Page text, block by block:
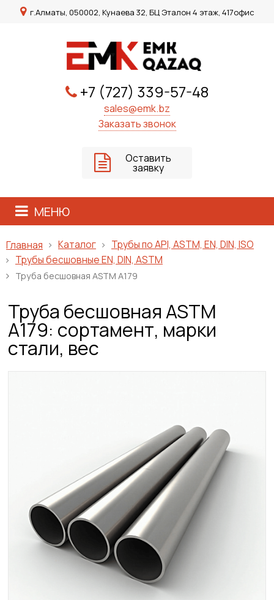
г.Алматы, 050002, Кунаева 32, БЦ Эталон 4 этаж, 417офис
+7 (727) 339-57-48
sales@emk.bz
Заказать звонок
Оставить
заявку
МЕНЮ
Главная Каталог
Трубы по API, ASTM, EN, DIN, ISO
Трубы бесшовные EN, DIN, ASTM
Труба бесшовная ASTM A179
Труба бесшовная ASTM
A179: сортамент, марки
стали, вес